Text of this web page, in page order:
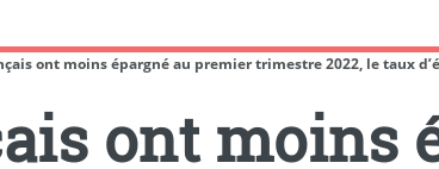
ont moins épargné au premier trimestre 2022, le taux
ont moins